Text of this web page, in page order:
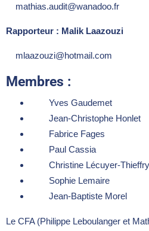
mathias.audit@wanadoo.fr
Rapporteur : Malik Laazouzi
mlaazouzi@hotmail.com
Membres :
Yves Gaudemet
Jean-Christophe Honlet
Fabrice Fages
Paul Cassia
Christine Lécuyer-Thieffry
Sophie Lemaire
Jean-Baptiste Morel
Le CFA (Philippe Leboulanger et